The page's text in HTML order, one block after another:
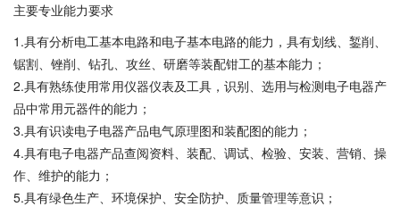
主要专业能力要求
1.具有分析电工基本电路和电子基本电路的能力，具有划线、錾削、
锯割、锉削、钻孔、攻丝、研磨等装配钳工的基本能力；
2.具有熟练使用常用仪器仪表及工具，识别、选用与检测电子电器产
品中常用元器件的能力；
3.具有识读电子电器产品电气原理图和装配图的能力；
4.具有电子电器产品查阅资料、装配、调试、检验、安装、营销、操
作、维护的能力；
5.具有绿色生产、环境保护、安全防护、质量管理等意识；